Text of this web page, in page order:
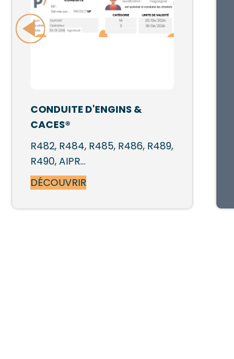
CONDUITE D'ENGINS &
CACES®
R482, R484, R485, R486, R489,
R490, AIPR…
DÉCOUVRIR